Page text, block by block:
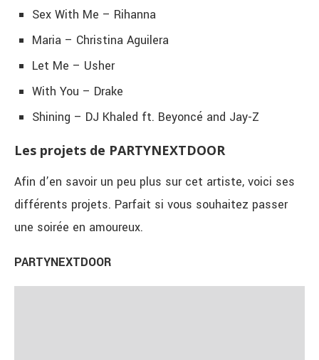
Sex With Me – Rihanna
Maria – Christina Aguilera
Let Me – Usher
With You – Drake
Shining – DJ Khaled ft. Beyoncé and Jay-Z
Les projets de PARTYNEXTDOOR
Afin d’en savoir un peu plus sur cet artiste, voici ses
différents projets. Parfait si vous souhaitez passer
une soirée en amoureux.
PARTYNEXTDOOR